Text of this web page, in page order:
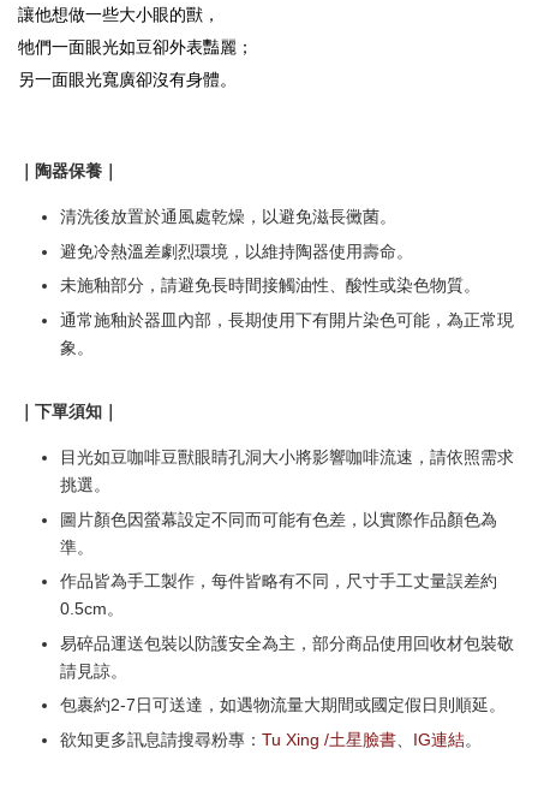
讓他想做一些大小眼的獸，
牠們一面眼光如豆卻外表豔麗；
另一面眼光寬廣卻沒有身體。
｜陶器保養｜
清洗後放置於通風處乾燥，以避免滋長黴菌。
避免冷熱溫差劇烈環境，以維持陶器使用壽命。
未施釉部分，請避免長時間接觸油性、酸性或染色物質。
通常施釉於器皿內部，長期使用下有開片染色可能，為正常現
象。
｜下單須知｜
目光如豆咖啡豆獸眼睛孔洞大小將影響咖啡流速，請依照需求
挑選。
圖片顏色因螢幕設定不同而可能有色差，以實際作品顏色為
準。
作品皆為手工製作，每件皆略有不同，尺寸手工丈量誤差約
0.5cm。
易碎品運送包裝以防護安全為主，部分商品使用回收材包裝敬
請見諒。
包裹約2-7日可送達，如遇物流量大期間或國定假日則順延。
欲知更多訊息請搜尋粉專： Tu Xing /土星臉書 IG連結。